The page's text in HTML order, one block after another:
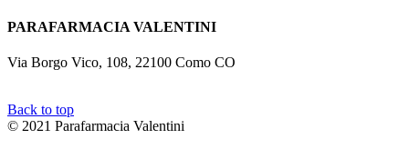
PARAFARMACIA VALENTINI
Via Borgo Vico, 108, 22100 Como CO
Back to top
© 2021 Parafarmacia Valentini